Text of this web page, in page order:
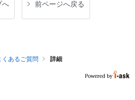
へ 前ページへ戻る
くあるご質問 詳細